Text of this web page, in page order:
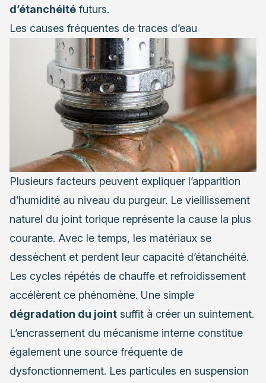
d’étanchéité futurs.
Les causes fréquentes de traces d’eau
Plusieurs facteurs peuvent expliquer l’apparition
d’humidité au niveau du purgeur. Le vieillissement
naturel du joint torique représente la cause la plus
courante. Avec le temps, les matériaux se
dessèchent et perdent leur capacité d’étanchéité.
Les cycles répétés de chauffe et refroidissement
accélèrent ce phénomène. Une simple
dégradation du joint suffit à créer un suintement.
L’encrassement du mécanisme interne constitue
également une source fréquente de
dysfonctionnement. Les particules en suspension